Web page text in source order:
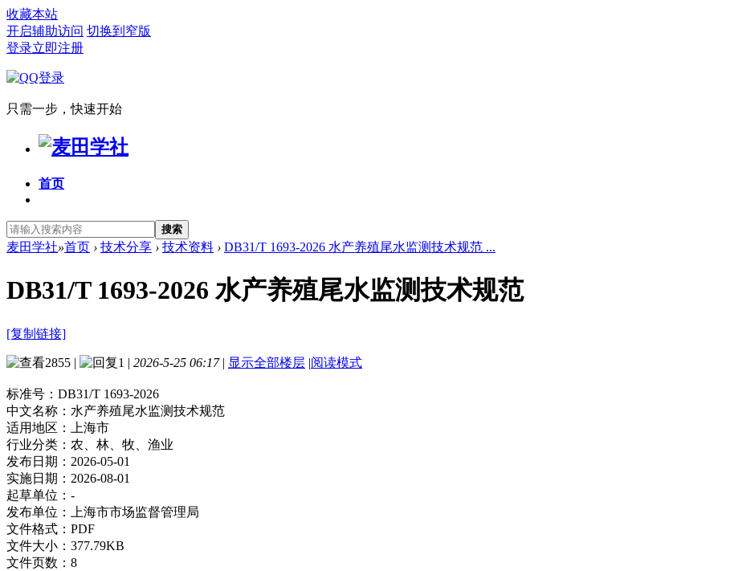
收藏本站
开启辅助访问 切换到窄版
登录立即注册
只需一步，快速开始
首页
搜索
麦田学社»首页 › 技术分享 › 技术资料 › DB31/T 1693-2026 水产养殖尾水监测技术规范 ...
DB31/T 1693-2026 水产养殖尾水监测技术规范
[复制链接]
2855 | 1 | 2026-5-25 06:17 | 显示全部楼层 |阅读模式
标准号： DB31/T 1693-2026
中文名称： 水产养殖尾水监测技术规范
适用地区：
上海市
行业分类： 农、林、牧、渔业
发布日期： 2026-05-01
实施日期： 2026-08-01
起草单位： -
发布单位：
上海市市场监督管理局
文件格式： PDF
文件大小： 377.79KB
文件页数： 8